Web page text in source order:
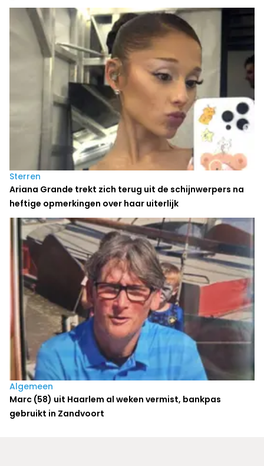
Sterren
Ariana Grande trekt zich terug uit de schijnwerpers na
heftige opmerkingen over haar uiterlijk
Algemeen
Marc (58) uit Haarlem al weken vermist, bankpas
gebruikt in Zandvoort